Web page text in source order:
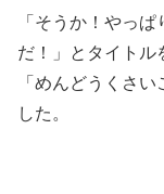
「そうか！やっ
だ！」とタイトル
「めんどうくさ
した。